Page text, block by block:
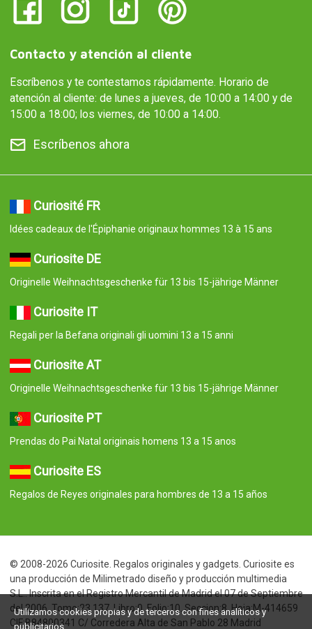
Contacto y atención al cliente
Escríbenos y te contestamos rápidamente. Horario de
atención al cliente: de lunes a jueves, de 10:00 a 14:00 y de
15:00 a 18:00; los viernes, de 10:00 a 14:00.
Escríbenos ahora
Curiosité FR
Idées cadeaux de l'Épiphanie originaux hommes 13 à 15 ans
Curiosite DE
Originelle Weihnachtsgeschenke für 13 bis 15-jährige Männer
Curiosite IT
Regali per la Befana originali gli uomini 13 a 15 anni
Curiosite AT
Originelle Weihnachtsgeschenke für 13 bis 15-jährige Männer
Curiosite PT
Prendas do Pai Natal originais homens 13 a 15 anos
Curiosite ES
Regalos de Reyes originales para hombres de 13 a 15 años
© 2008-2026 Curiosite. Regalos originales y gadgets. Curiosite es
una producción de Milimetrado diseño y producción multimedia
S.L.. Inscrita en el Registro Mercantil de Madrid el 07 de Septiembre
del 2006. Tomo:23.137. Libro:0. Folio:10. Seccion:8. Hoja:M-414659
CIF:B84800341 C/ Corredera Alta de San Pablo 28 Madrid
Utilizamos cookies propias y de terceros con fines analíticos y
publicitarios.